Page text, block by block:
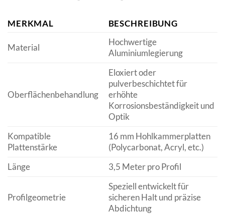
MERKMAL BESCHREIBUNG
Material
Hochwertige
Aluminiumlegierung
Oberflächenbehandlung
Eloxiert oder
pulverbeschichtet für
erhöhte
Korrosionsbeständigkeit und
Optik
Kompatible
Plattenstärke
16 mm Hohlkammerplatten
(Polycarbonat, Acryl, etc.)
Länge
3,5 Meter pro Profil
Profilgeometrie
Speziell entwickelt für
sicheren Halt und präzise
Abdichtung